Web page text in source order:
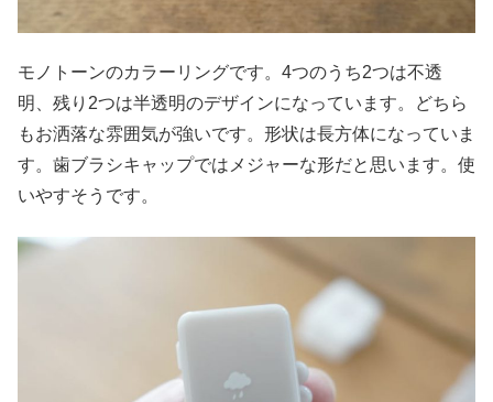
モノトーンのカラーリングです。4つのうち2つは不透
明、残り2つは半透明のデザインになっています。どちら
もお洒落な雰囲気が強いです。形状は長方体になっていま
す。歯ブラシキャップではメジャーな形だと思います。使
いやすそうです。